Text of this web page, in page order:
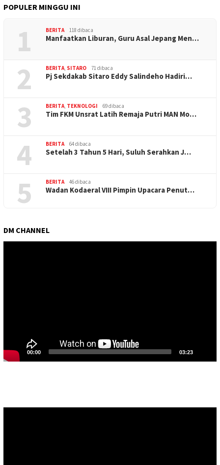
POPULER MINGGU INI
1 BERITA 118 dibaca
Manfaatkan Liburan, Guru Asal Jepang Men…
2 BERITA, SITARO 71 dibaca
Pj Sekdakab Sitaro Eddy Salindeho Hadiri…
3 BERITA, TEKNOLOGI 69 dibaca
Tim FKM Unsrat Latih Remaja Putri MAN Mo…
4 BERITA 64 dibaca
Setelah 3 Tahun 5 Hari, Suluh Serahkan J…
5 BERITA 46 dibaca
Wadan Kodaeral VIII Pimpin Upacara Penut…
DM CHANNEL
00:00 03:23